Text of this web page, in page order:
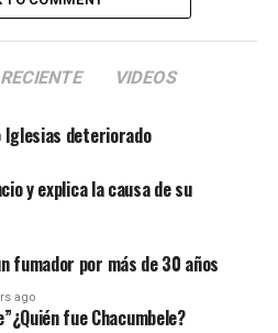
RECIENTE VIDEOS
Iglesias deteriorado
y explica la causa de su
fumador por más de 30 años
ago
fue Chacumbele?